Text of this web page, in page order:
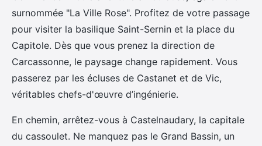
surnommée "La Ville Rose". Profitez de votre passage
pour visiter la basilique Saint-Sernin et la place du
Capitole. Dès que vous prenez la direction de
Carcassonne, le paysage change rapidement. Vous
passerez par les écluses de Castanet et de Vic,
véritables chefs-d'œuvre d’ingénierie.
En chemin, arrêtez-vous à Castelnaudary, la capitale
du cassoulet. Ne manquez pas le Grand Bassin, un